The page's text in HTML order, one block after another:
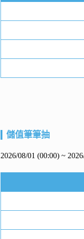
儲值筆筆抽
2026/08/01 (00:00) ~